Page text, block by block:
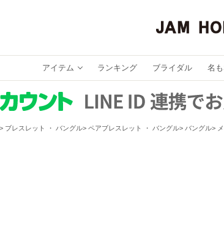
アイテム ランキング ブライダル 名
ブレスレット ・ バングル ペアブレスレット ・ バングル バングル